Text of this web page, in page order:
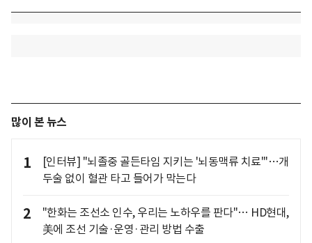
많이 본 뉴스
1
[인터뷰] "뇌졸중 골든타임 지키는 '뇌동맥류 치료'"…개
두술 없이 혈관 타고 들어가 막는다
2
"한화는 조선소 인수, 우리는 노하우를 판다"… HD현대,
美에 조선 기술·운영·관리 방법 수출